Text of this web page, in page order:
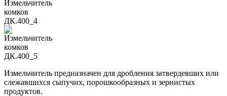
Измельчитель предназначен для дробления затвердевших или
слежавшихся сыпучих, порошкообразных и зернистых
продуктов.